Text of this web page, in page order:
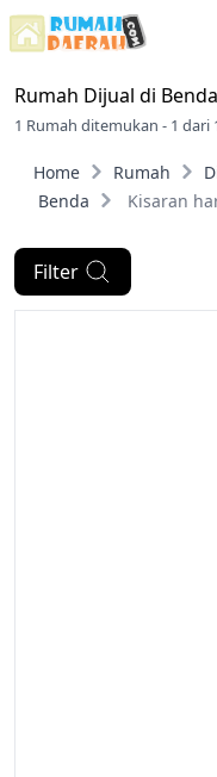
Rumah Dijual di
1 Rumah ditemukan - 1 dari
Home Rumah
Benda
Kisaran
Filter